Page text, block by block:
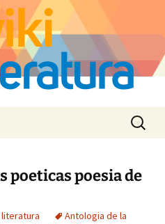
Buscar:
poeticas poesia de
literatura
Antologia de la